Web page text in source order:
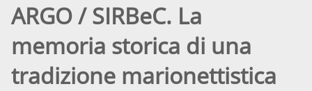
ARGO / SIRBeC. La
memoria storica di una
tradizione marionettistica